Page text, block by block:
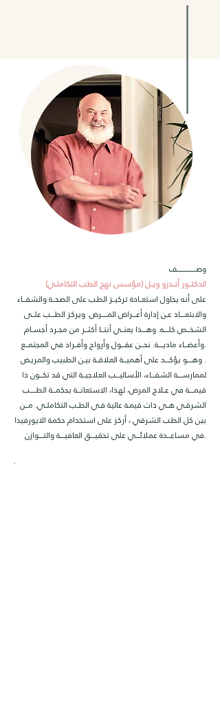
وصــــــــــــــــــــــــــــف
(الدكتـــور أنـــدرو ويـــل (مؤسس نهج الطب التكاملــي
على أنه يحاول استعـــادة تركيـــز الطب على الصحـــة والشفــــاء
والابتعـــــــاد عــن إدارة أعـــــراض المــــــــرض. ويركز الطـــــب علــــى
الشخــــص كلــــــه. وهــــــذا يعنــــي أننــــا أكثــــر من مجــرد أجســام
وأعضــــاء ماديــــــة. نحــــن عقــــول وأرواح وأفــراد في المجتمــــع.
وهــــــو يؤكــــــد على أهميــــة العلاقــة بيــن الطبيب والمريـض .
لممارســــــة الشفـــــاء، الأساليـــــب العلاجيـــة التي قد تكــــون ذا
قيمــــــة في عــلاج المرض، لهـذا، الاستعانــــة بحكمــــة الطــــــــب
الشرقــي هـــي ذات قيمـة عالية فــي الطــب التكاملـــي. مــــن
بين كل الطب الشرقي ، أركز على استخدام حكمة الايورفيدا
في مساعـــــدة عملائــــــي على تحقيــــــق العافيــــــة والتــــــوازن.